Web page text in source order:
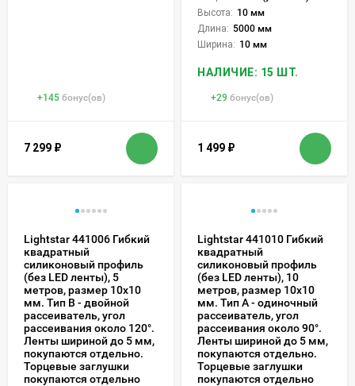
+145 бонус(ов)
7 299 ₽
Высота: 10 мм
Длина: 5000 мм
Ширина: 10 мм
НАЛИЧИЕ: 15 ШТ.
+29 бонус(ов)
1 499 ₽
Lightstar 441006 Гибкий
квадратный
силиконовый профиль
(без LED ленты), 5
метров, размер 10х10
мм. Тип В - двойной
рассеиватель, угол
рассеивания около 120°.
Ленты шириной до 5 мм,
покупаются отдельно.
Торцевые заглушки
покупаются отдельно
Lightstar 441010 Гибкий
квадратный
силиконовый профиль
(без LED ленты), 10
метров, размер 10х10
мм. Тип A - одиночный
рассеиватель, угол
рассеивания около 90°.
Ленты шириной до 5 мм,
покупаются отдельно.
Торцевые заглушки
покупаются отдельно